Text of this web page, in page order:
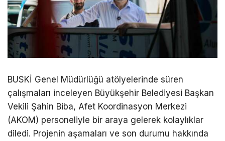
BUSKİ Genel Müdürlüğü atölyelerinde süren
çalışmaları inceleyen Büyükşehir Belediyesi Başkan
Vekili Şahin Biba, Afet Koordinasyon Merkezi
(AKOM) personeliyle bir araya gelerek kolaylıklar
diledi. Projenin aşamaları ve son durumu hakkında